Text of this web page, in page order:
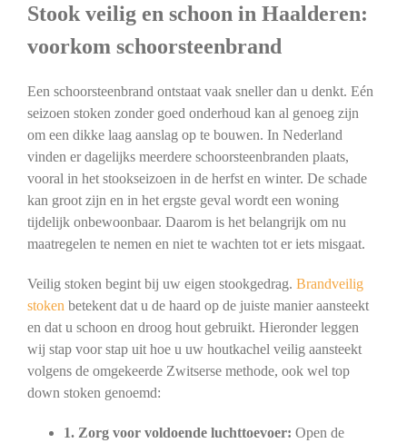
Stook veilig en schoon in Haalderen:
voorkom schoorsteenbrand
Een schoorsteenbrand ontstaat vaak sneller dan u denkt. Eén
seizoen stoken zonder goed onderhoud kan al genoeg zijn
om een dikke laag aanslag op te bouwen. In Nederland
vinden er dagelijks meerdere schoorsteenbranden plaats,
vooral in het stookseizoen in de herfst en winter. De schade
kan groot zijn en in het ergste geval wordt een woning
tijdelijk onbewoonbaar. Daarom is het belangrijk om nu
maatregelen te nemen en niet te wachten tot er iets misgaat.
Veilig stoken begint bij uw eigen stookgedrag. Brandveilig
stoken betekent dat u de haard op de juiste manier aansteekt
en dat u schoon en droog hout gebruikt. Hieronder leggen
wij stap voor stap uit hoe u uw houtkachel veilig aansteekt
volgens de omgekeerde Zwitserse methode, ook wel top
down stoken genoemd:
1. Zorg voor voldoende luchttoevoer: Open de